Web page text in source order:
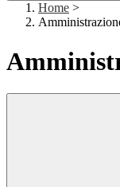
Home >